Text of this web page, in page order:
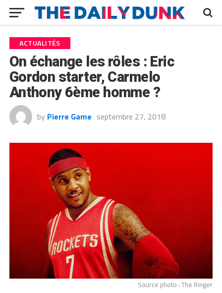
ACTUALITÉS
On échange les rôles : Eric
Gordon starter, Carmelo
Anthony 6ème homme ?
by Pierre Game septembre 27, 2018
Source photo : The Ringer